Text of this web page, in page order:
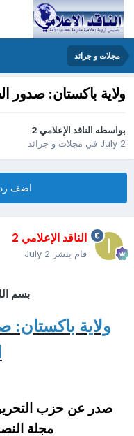
مجلات و جرائد
ولاية باكستان: صدور العدد 91 من مجلة
بواسطهالناقد الإعلامي 2
July 2في مجلات و جرائد
اضف رد
الناقد الإعلامي 2
قام بنشر July 2
بسم
مجلة